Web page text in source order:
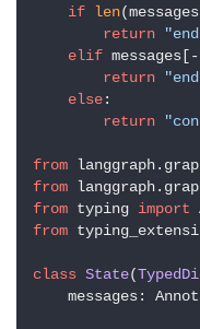
课
程
关
if len
return
elif messages[-
return
else:
return
from
from
from typing import
from
class State(
messages: